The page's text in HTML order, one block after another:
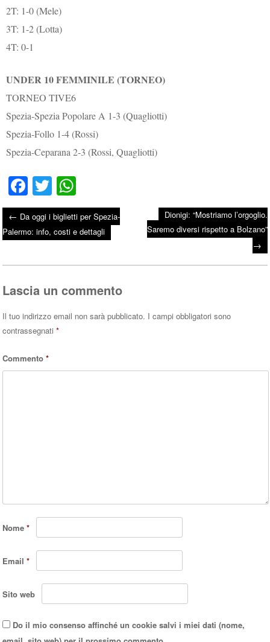
2T: 1-0 (Mele)
3T: 1-2 (Lotta)
4T: 0-1
UNDER 10 FEMMINILE (TORNEO)
TORNEO TIVE6
Spezia-Spezia Popolare A 1-3 (Quagliotti)
Spezia-Follo 1-4 (Rossi)
Spezia-Ceparana 2-3 (Rossi, Quagliotti)
Fa
ce
bo
ok
T
wi
tte
r
ha
ts
A
pp
Post navigation
← Da oggi i biglietti per Spezia-
Palermo: info, costi e dettagli
Dionigi: “Mostriamo l’orgoglio.
Saremo diversi rispetto a Bolzano”
→
Lascia un commento
Il tuo indirizzo email non sarà pubblicato. I campi obbligatori sono
contrassegnati*
Commento*
Nome*
Email*
Sito web
Do il mio consenso affinché un cookie salvi i miei dati (nome,